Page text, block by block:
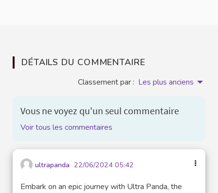
DÉTAILS DU COMMENTAIRE
Classement par : Les plus anciens
Vous ne voyez qu'un seul commentaire
Voir tous les commentaires
ultrapanda 22/06/2024 05:42
Embark on an epic journey with Ultra Panda, the